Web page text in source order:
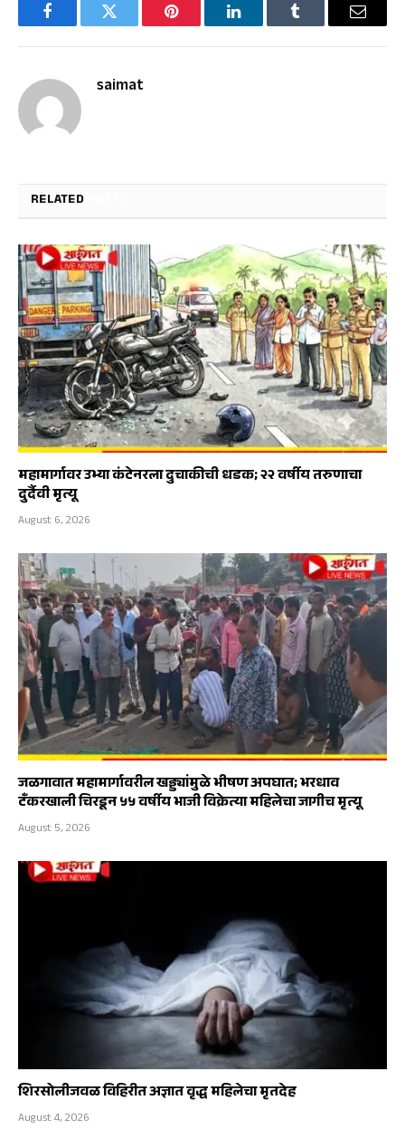
FacebookTwitter Pinterest LinkedInTumblr Email
saimat
RELATED
महामार्गावर उभ्या कंटेनरला दुचाकीची धडक; २२ वर्षीय तरुणाचा
दुर्दैवी मृत्यू
August 6, 2026
जळगावात महामार्गावरील खड्ड्यांमुळे भीषण अपघात; भरधाव
टँकरखाली चिरडून ५५ वर्षीय भाजी विक्रेत्या महिलेचा जागीच मृत्यू
August 5, 2026
शिरसोलीजवळ विहिरीत अज्ञात वृद्ध महिलेचा मृतदेह
August 4, 2026